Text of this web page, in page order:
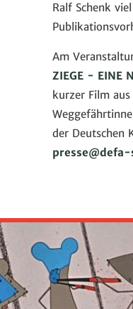
Ralf Schenk
Am
ZIEGE - EINE
kurzer Film
der Deutschen
presse@defa-